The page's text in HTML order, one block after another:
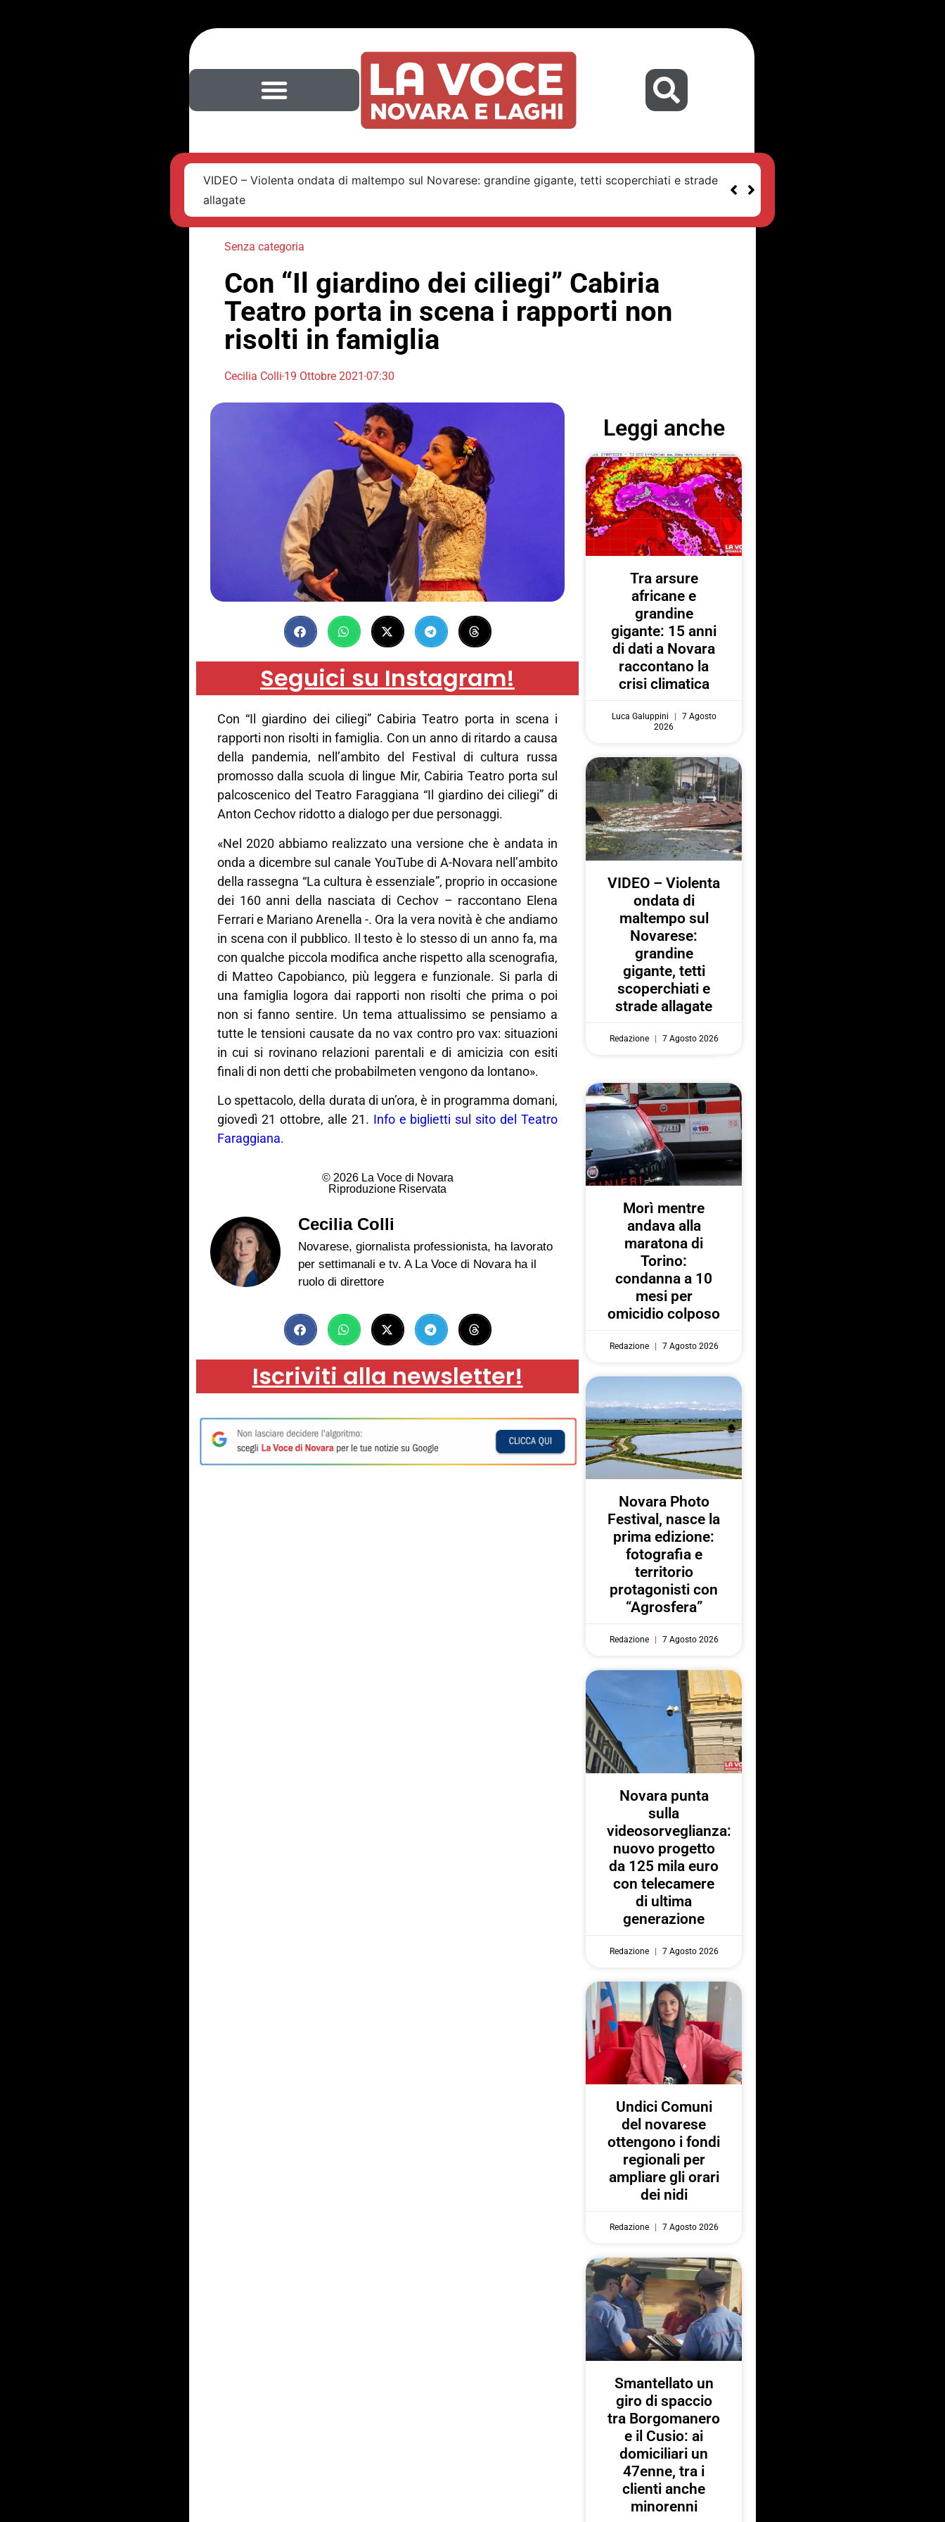
VIDEO – Violenta ondata di maltempo sul Novarese: grandine gigante, tetti scoperchiati e strade
allagate
Senza categoria
Con “Il giardino dei ciliegi” Cabiria
Teatro porta in scena i rapporti non
risolti in famiglia
Cecilia Colli19 Ottobre 2021 07:30
Seguici su Instagram!
Con “Il giardino dei ciliegi” Cabiria Teatro porta in scena i
rapporti non risolti in famiglia. Con un anno di ritardo a causa
della pandemia, nell’ambito del Festival di cultura russa
promosso dalla scuola di lingue Mir, Cabiria Teatro porta sul
palcoscenico del Teatro Faraggiana “Il giardino dei ciliegi” di
Anton Cechov ridotto a dialogo per due personaggi.
«Nel 2020 abbiamo realizzato una versione che è andata in
onda a dicembre sul canale YouTube di A-Novara nell’ambito
della rassegna “La cultura è essenziale”, proprio in occasione
dei 160 anni della nasciata di Cechov – raccontano Elena
Ferrari e Mariano Arenella -. Ora la vera novità è che andiamo
in scena con il pubblico. Il testo è lo stesso di un anno fa, ma
con qualche piccola modifica anche rispetto alla scenografia,
di Matteo Capobianco, più leggera e funzionale. Si parla di
una famiglia logora dai rapporti non risolti che prima o poi
non si fanno sentire. Un tema attualissimo se pensiamo a
tutte le tensioni causate da no vax contro pro vax: situazioni
in cui si rovinano relazioni parentali e di amicizia con esiti
finali di non detti che probabilmeten vengono da lontano».
Lo spettacolo, della durata di un’ora, è in programma domani,
giovedì 21 ottobre, alle 21. Info e biglietti sul sito del Teatro
Faraggiana.
© 2026 La Voce di Novara
Riproduzione Riservata
Cecilia Colli
Novarese, giornalista professionista, ha lavorato
per settimanali e tv. A La Voce di Novara ha il
ruolo di direttore
Iscriviti alla newsletter!
Leggi anche
Tra arsure
africane e
grandine
gigante: 15 anni
di dati a Novara
raccontano la
crisi climatica
Luca Galuppini
7 Agosto
2026
VIDEO – Violenta
ondata di
maltempo sul
Novarese:
grandine
gigante, tetti
scoperchiati e
strade allagate
Redazione 7 Agosto 2026
Morì mentre
andava alla
maratona di
Torino:
condanna a 10
mesi per
omicidio colposo
Redazione 7 Agosto 2026
Novara Photo
Festival, nasce la
prima edizione:
fotografia e
territorio
protagonisti con
“Agrosfera”
Redazione 7 Agosto 2026
Novara punta
sulla
videosorveglianza:
nuovo progetto
da 125 mila euro
con telecamere
di ultima
generazione
Redazione 7 Agosto 2026
Undici Comuni
del novarese
ottengono i fondi
regionali per
ampliare gli orari
dei nidi
Redazione 7 Agosto 2026
Smantellato un
giro di spaccio
tra Borgomanero
e il Cusio: ai
domiciliari un
47enne, tra i
clienti anche
minorenni